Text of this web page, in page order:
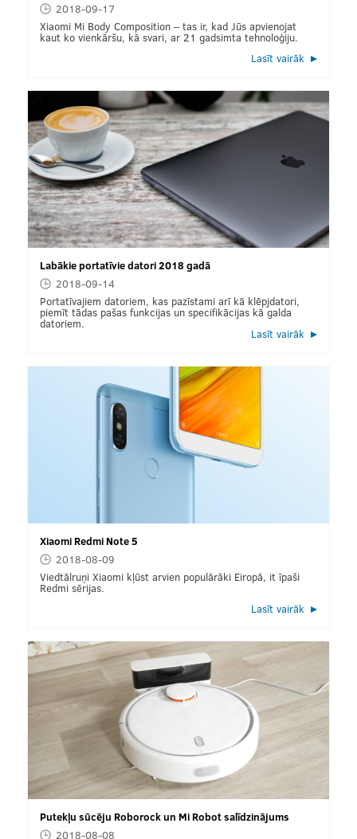
2018-09-17
Xiaomi Mi Body Composition – tas ir, kad Jūs apvienojat
kaut ko vienkāršu, kā svari, ar 21 gadsimta tehnoloģiju.
Lasīt vairāk
Labākie portatīvie datori 2018 gadā
2018-09-14
Portatīvajiem datoriem, kas pazīstami arī kā klēpjdatori,
piemīt tādas pašas funkcijas un specifikācijas kā galda
datoriem.
Lasīt vairāk
Xiaomi Redmi Note 5
2018-08-09
Viedtālruņi Xiaomi kļūst arvien populārāki Eiropā, it īpaši
Redmi sērijas.
Lasīt vairāk
Putekļu sūcēju Roborock un Mi Robot salīdzinājums
2018-08-08